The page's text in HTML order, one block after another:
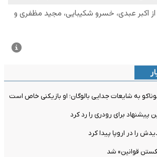
به شایعات جدایی بالوگان؛ او بازیکنی خاص است
پیشنهاد برای رودری را رد کرد
را در اروپا پیدا کرد
قوانین» شد